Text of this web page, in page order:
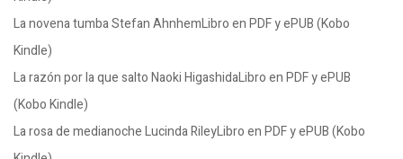
La novena tumba Stefan AhnhemLibro en PDF y ePUB (Kobo
Kindle)
La razón por la que salto Naoki HigashidaLibro en PDF y ePUB
(Kobo Kindle)
La rosa de medianoche Lucinda RileyLibro en PDF y ePUB (Kobo